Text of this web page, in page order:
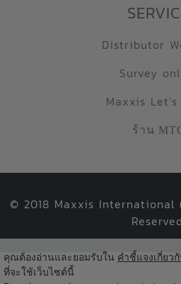
คุณต้องอ่านและยอมรับใน คำชี้แจงเกี่ยว
ที่จะใช้เว็บไซต์นี้
Distributor
Survey
Maxxis Let's
ร้าน
© 2018 Maxxis International